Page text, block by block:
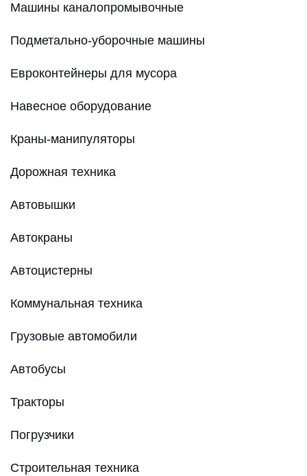
Машины каналопромывочные
Подметально-уборочные машины
Евроконтейнеры для мусора
Навесное оборудование
Краны-манипуляторы
Дорожная техника
Автовышки
Автокраны
Автоцистерны
Коммунальная техника
Грузовые автомобили
Автобусы
Тракторы
Погрузчики
Строительная техника